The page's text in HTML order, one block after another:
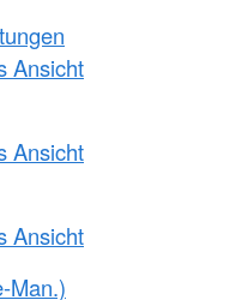
Ansicht
Ansicht
Ansicht
Man.)